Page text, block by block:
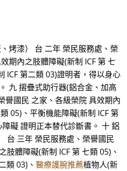
烤漆） 台 二年 榮民服務處、榮
期內之肢體障礙(新制 ICF 第 七
ICF 第二類 03)證明者，得以身心
九 摺疊式助行器(鋁合金、加高
譽國民 之家、各級榮院 具效期內
05)、平衡機能障礙(新制 ICF 第
礙 證明正本替代診斷書。 十 鋁
台 三年 榮民服務處、榮譽國民
肢體障礙(新制 ICF 第 七類 05)、
類 03)、 醫療護腕推薦植物人(新